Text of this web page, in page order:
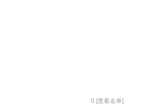
0 [查看名单]